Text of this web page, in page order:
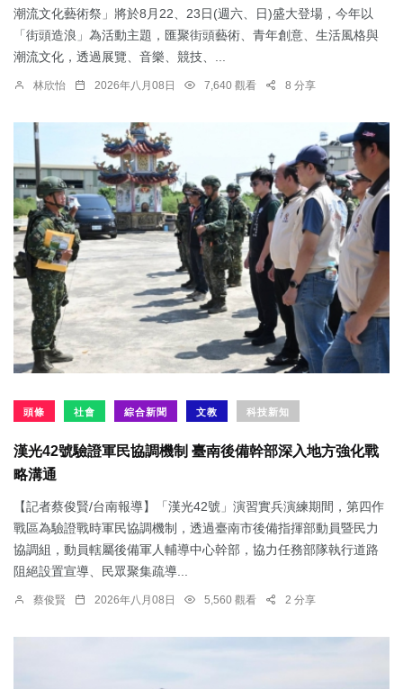
潮流文化藝術祭」將於8月22、23日(週六、日)盛大登場，今年以
「街頭造浪」為活動主題，匯聚街頭藝術、青年創意、生活風格與
潮流文化，透過展覽、音樂、競技、...
林欣怡 2026年八月08日 7,640 觀看 8 分享
頭條 社會 綜合新聞 文教 科技新知
漢光42號驗證軍民協調機制 臺南後備幹部深入地方強化戰
略溝通
【記者蔡俊賢/台南報導】「漢光42號」演習實兵演練期間，第四作
戰區為驗證戰時軍民協調機制，透過臺南市後備指揮部動員暨民力
協調組，動員轄屬後備軍人輔導中心幹部，協力任務部隊執行道路
阻絕設置宣導、民眾聚集疏導...
蔡俊賢 2026年八月08日 5,560 觀看 2 分享